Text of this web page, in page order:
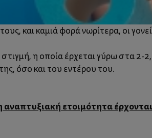
και καμιά φορά νωρίτερα, οι
η οποία έρχεται γύρω στα 2-
όσο και του εντέρου του.
ετοιμότητα